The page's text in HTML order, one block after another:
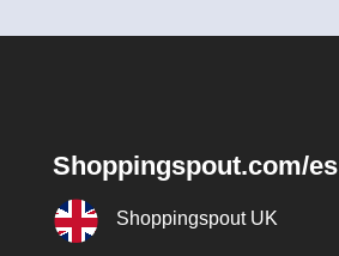
Shoppingspout.com/es
Shoppingspout UK